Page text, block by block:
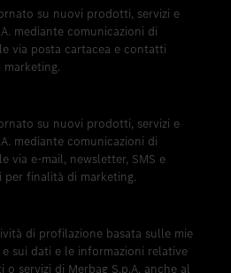
su nuovi prodotti, servizi e
mediante comunicazioni di
via posta cartacea e contatti
su nuovi prodotti, servizi e
mediante comunicazioni di
via e-mail, newsletter, SMS e
finalità di marketing.
di profilazione basata sulle mie
sui dati e le informazioni relative
servizi di Merbag S.p.A. anche al